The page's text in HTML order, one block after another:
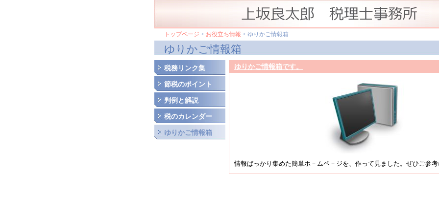
トップページ > お役立ち情報 > ゆりかご情報箱
ゆりかご情報箱
ゆりかご情報箱です。
情報ばっかり集めた簡単ホ－ムペ－ジを、作って見ました。ぜひご参
税務リンク集
節税のポイント
判例と解説
税のカレンダー
ゆりかご情報箱